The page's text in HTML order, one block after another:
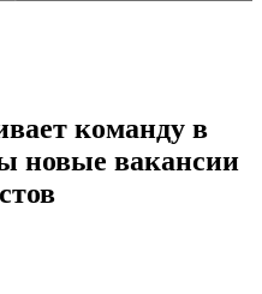
команду в
новые вакансии